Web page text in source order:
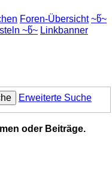
Foren-Übersicht ~წ~
~წ~ Linkbanner
Erweiterte Suche
oder Beiträge.